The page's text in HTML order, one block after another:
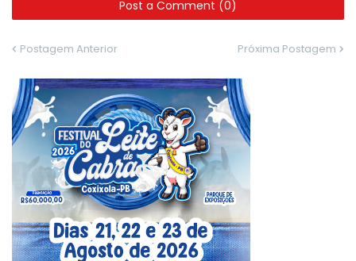
Post a Comment (0)
Postagem Anterior Próxima Postagem